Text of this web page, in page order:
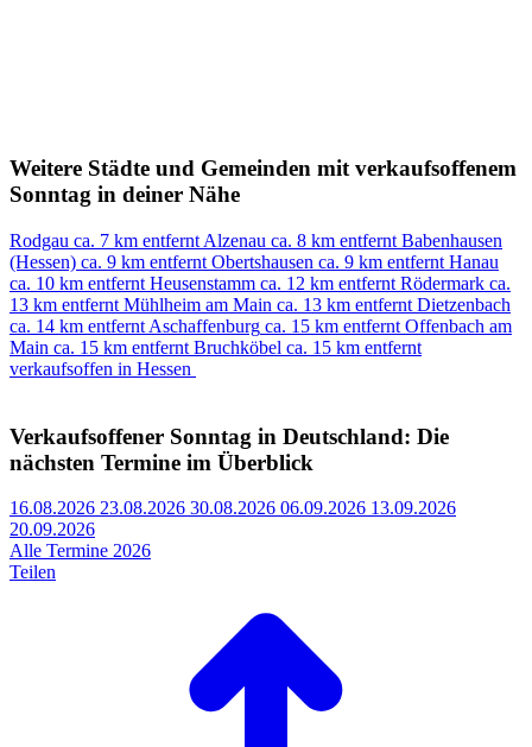
Weitere Städte und Gemeinden mit verkaufsoffenem
Sonntag in deiner Nähe
Rodgau ca. 7 km entfernt Alzenau ca. 8 km entfernt Babenhausen
(Hessen) ca. 9 km entfernt Obertshausen ca. 9 km entfernt Hanau
ca. 10 km entfernt Heusenstamm ca. 12 km entfernt Rödermark ca.
13 km entfernt Mühlheim am Main ca. 13 km entfernt Dietzenbach
ca. 14 km entfernt Aschaffenburg ca. 15 km entfernt Offenbach am
Main ca. 15 km entfernt Bruchköbel ca. 15 km entfernt
verkaufsoffen in Hessen
Verkaufsoffener Sonntag in Deutschland: Die
nächsten Termine im Überblick
16.08.2026 23.08.2026 30.08.2026 06.09.2026 13.09.2026
20.09.2026
Alle Termine 2026
Teilen